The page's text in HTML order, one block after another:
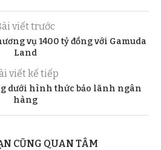
viết trước
vụ 1400 tỷ đồng với Gamuda
Land
viết kế tiếp
dưới hình thức bảo lãnh ngân
hàng
CŨNG QUAN TÂM